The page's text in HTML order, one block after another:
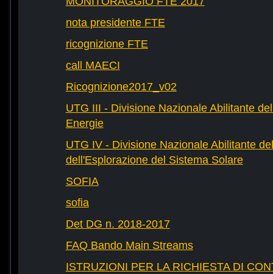
nota presidente FTE
ricognizione FTE
call MAECI
Ricognizione2017_v02
UTG III - Divisione Nazionale Abilitante
Energie
UTG IV - Divisione Nazionale Abilitante
dell'Esplorazione del Sistema Solare
SOFIA
sofia
Det DG n. 2018-2017
FAQ Bando Main Streams
ISTRUZIONI PER LA RICHIESTA DI